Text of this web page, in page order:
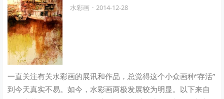
水彩画 · 2014-12-28
一直关注有关水彩画的展讯和作品，总觉得这个小众画种“存活”
到今天真实不易。如今，水彩画两极发展较为明显。以下来自